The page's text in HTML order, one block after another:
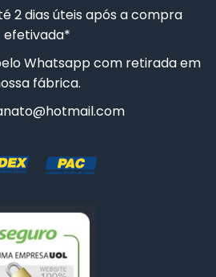
2 dias úteis após a compra
efetivada*
Whatsapp com retirada em
fábrica.